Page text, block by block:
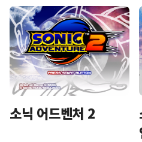
소닉 어드벤처 2